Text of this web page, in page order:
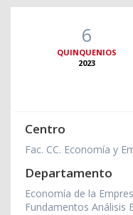
6
QUINQUENIOS
2023
Centro
Fac. CC. Economía y
Departamento
Economía de la
Fundamentos Análisis